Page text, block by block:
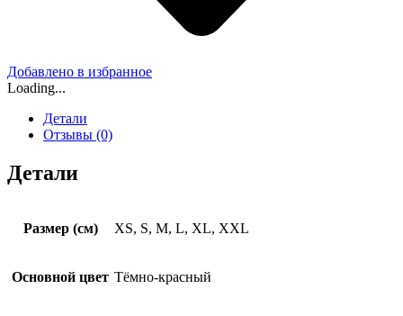
Добавлено в избранное
Loading...
Детали
Отзывы (0)
Детали
Размер (см) XS, S, M, L, XL, XXL
Основной цвет Тёмно-красный